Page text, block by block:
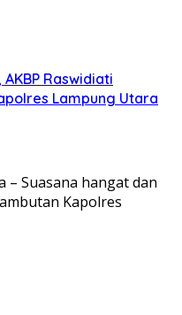
Raswidiati
Lampung Utara
– Suasana hangat dan
Kapolres